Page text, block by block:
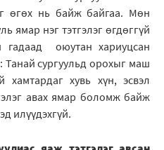
өгөх нь байж байгаа. Мөн
ямар нэг тэтгэлэг өгдөггүй
гадаад оюутан хариуцсан
сургуульд орохыг маш
хамтардаг хувь хүн, эсвэл
авах ямар боломж байж
илүүдэхгүй.